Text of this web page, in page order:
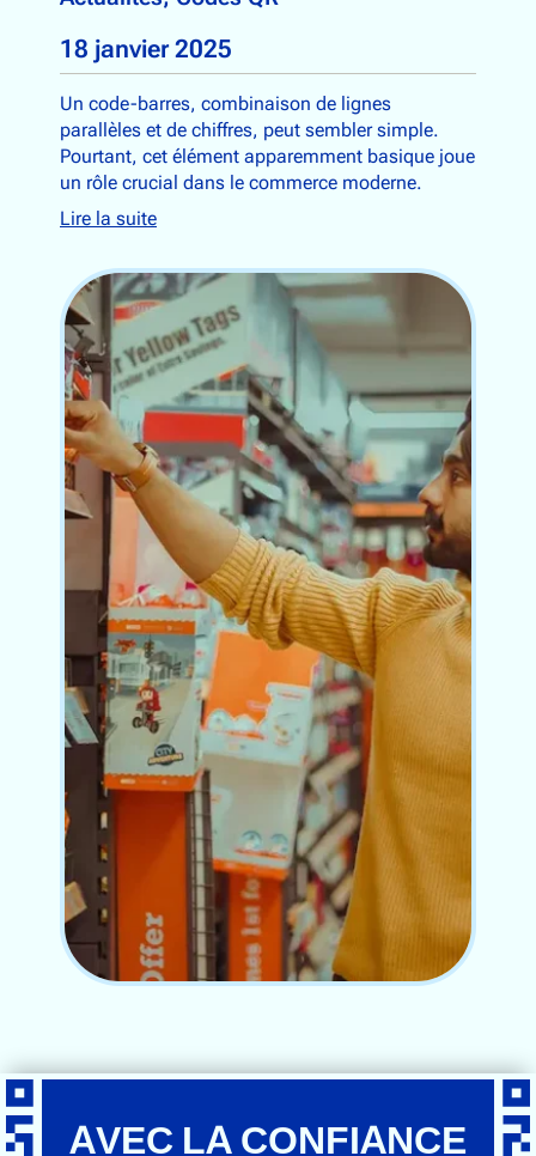
18 janvier 2025
Un code-barres, combinaison de lignes
parallèles et de chiffres, peut sembler simple.
Pourtant, cet élément apparemment basique joue
un rôle crucial dans le commerce moderne.
Lire la suite
AVEC LA CONFIANCE